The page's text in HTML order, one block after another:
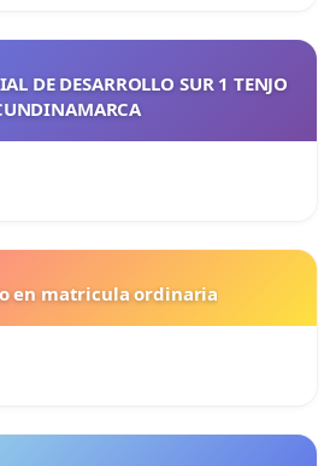
DE DESARROLLO SUR 1 TENJO
en matricula ordinaria